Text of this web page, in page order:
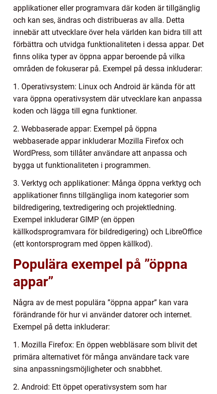
applikationer eller programvara där koden är tillgänglig
och kan ses, ändras och distribueras av alla. Detta
innebär att utvecklare över hela världen kan bidra till att
förbättra och utvidga funktionaliteten i dessa appar. Det
finns olika typer av öppna appar beroende på vilka
områden de fokuserar på. Exempel på dessa inkluderar:
1. Operativsystem: Linux och Android är kända för att
vara öppna operativsystem där utvecklare kan anpassa
koden och lägga till egna funktioner.
2. Webbaserade appar: Exempel på öppna
webbaserade appar inkluderar Mozilla Firefox och
WordPress, som tillåter användare att anpassa och
bygga ut funktionaliteten i programmen.
3. Verktyg och applikationer: Många öppna verktyg och
applikationer finns tillgängliga inom kategorier som
bildredigering, textredigering och projektledning.
Exempel inkluderar GIMP (en öppen
källkodsprogramvara för bildredigering) och LibreOffice
(ett kontorsprogram med öppen källkod).
Populära exempel på ”öppna
appar”
Några av de mest populära ”öppna appar” kan vara
förändrande för hur vi använder datorer och internet.
Exempel på detta inkluderar:
1. Mozilla Firefox: En öppen webbläsare som blivit det
primära alternativet för många användare tack vare
sina anpassningsmöjligheter och snabbhet.
2. Android: Ett öppet operativsystem som har